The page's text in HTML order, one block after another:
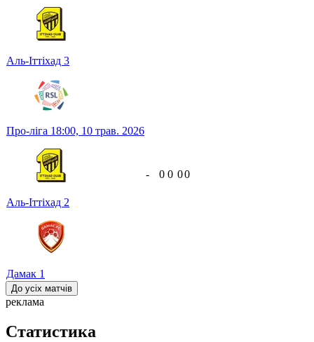
Аль-Іттіхад 3
Про-ліга 18:00, 10 трав. 2026
Аль-Іттіхад 2
Дамак 1
- 0 0 00
До усіх матчів
реклама
Статистика